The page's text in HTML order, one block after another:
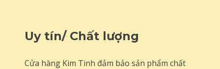
Uy tín/ Chất lượng
Cửa hàng Kim Tinh đảm bảo sản phẩm chất